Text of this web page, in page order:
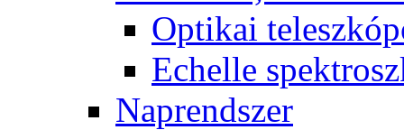
Op­ti­kai
Echel­le
Nap­rend­szer